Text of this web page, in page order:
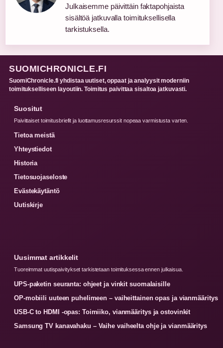
Julkaisemme päivittäin faktapohjaista
sisältöä jatkuvalla toimituksellisella
tarkistuksella.
SUOMICHRONICLE.FI
SuomiChronicle.fi yhdistaa uutiset, oppaat ja analyysit moderniin
toimitukselliseen layoutiin. Toimitus paivittaa sisaltoa jatkuvasti.
Suositut
Paivittaiset toimitusbriefit ja luottamusresurssit nopeaa varmistusta varten.
Tietoa meistä
Yhteystiedot
Historia
Tietosuojaseloste
Evästekäytäntö
Uutiskirje
Uusimmat artikkelit
Tuoreimmat uutispaivitykset tarkistetaan toimituksessa ennen julkaisua.
UPS-paketin seuranta: ohjeet ja vinkit suomalaisille
OP-mobiili uuteen puhelimeen – vaiheittainen opas ja vianmääritys
USB-C to HDMI -opas: Toimiiko, vianmääritys ja ostovinkit
Samsung TV kanavahaku – Vaihe vaiheelta ohje ja vianmääritys